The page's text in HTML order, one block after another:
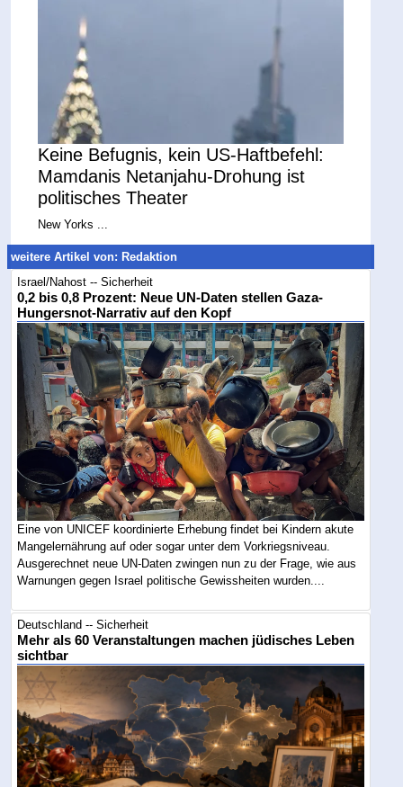
Keine Befugnis, kein US-Haftbefehl:
Mamdanis Netanjahu-Drohung ist
politisches Theater
New Yorks ...
weitere Artikel von: Redaktion
Israel/Nahost -- Sicherheit
0,2 bis 0,8 Prozent: Neue UN-Daten stellen Gaza-
Hungersnot-Narrativ auf den Kopf
Eine von UNICEF koordinierte Erhebung findet bei Kindern akute
Mangelernährung auf oder sogar unter dem Vorkriegsniveau.
Ausgerechnet neue UN-Daten zwingen nun zu der Frage, wie aus
Warnungen gegen Israel politische Gewissheiten wurden....
Deutschland -- Sicherheit
Mehr als 60 Veranstaltungen machen jüdisches Leben
sichtbar